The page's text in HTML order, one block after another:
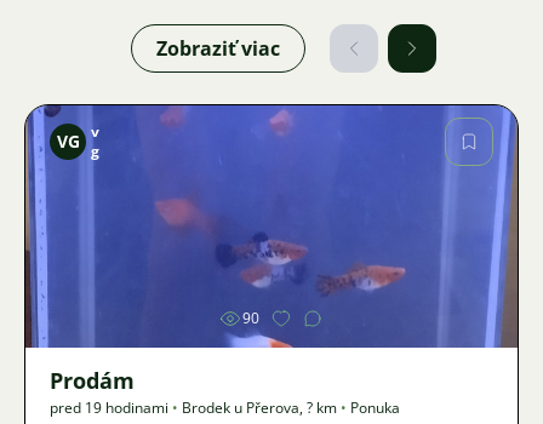
Zobraziť viac
Obrázok
VG v
g
90
Prodám
pred 19 hodinami • Brodek u Přerova,? km • Ponuka